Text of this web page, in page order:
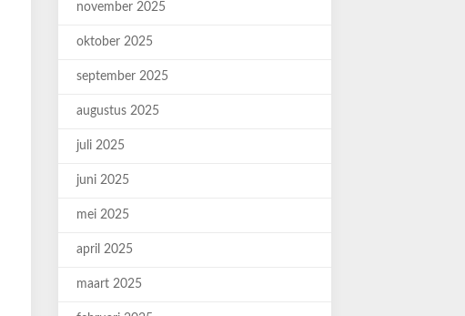
november 2025
oktober 2025
september 2025
augustus 2025
juli 2025
juni 2025
mei 2025
april 2025
maart 2025